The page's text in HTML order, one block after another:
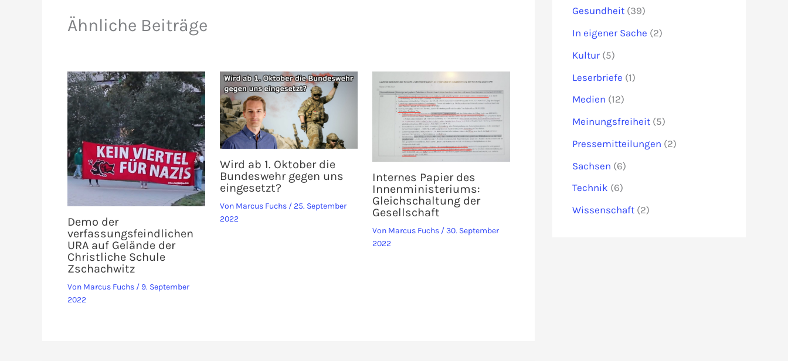
Ähnliche Beiträge
Demo der
verfassungsfeindlichen
URA auf Gelände der
Christliche Schule
Zschachwitz
Von Marcus Fuchs / 9. September
2022
Wird ab 1. Oktober die
Bundeswehr gegen uns
eingesetzt?
Von Marcus Fuchs / 25. September
2022
Internes Papier des
Innenministeriums:
Gleichschaltung der
Gesellschaft
Von Marcus Fuchs /30. September
2022
Gesundheit (39)
In eigener Sache (2)
Kultur (5)
Leserbriefe (1)
Medien (12)
Meinungsfreiheit (5)
Pressemitteilungen (2)
Sachsen (6)
Technik (6)
Wissenschaft (2)